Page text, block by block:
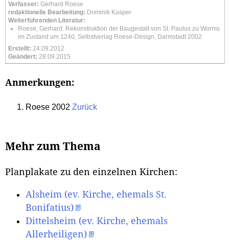
Verfasser: Gerhard Roese
redaktionelle Bearbeitung: Dominik Kasper
Weiterführenden Literatur:
Roese, Gerhard: Rekonstruktion der Baugestalt von St. Paulus zu Worms
im Zustand um 1240, Selbstverlag Roese-Design, Darmstadt 2002
Erstellt: 24.09.2012
Geändert: 28.09.2015
Anmerkungen:
Roese 2002 Zurück
Mehr zum Thema
Planplakate zu den einzelnen Kirchen:
Alsheim (ev. Kirche, ehemals St.
Bonifatius)
Dittelsheim (ev. Kirche, ehemals
Allerheiligen)